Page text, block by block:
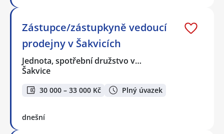
Zástupce/zástupkyně vedoucí
prodejny v Šakvicích
Jednota, spotřební družstvo v…
Šakvice
30 000 – 33 000 Kč Plný úvazek
dnešní